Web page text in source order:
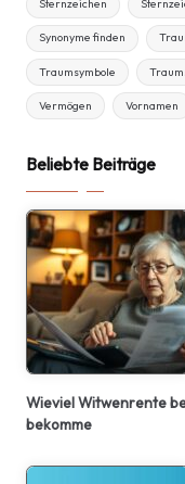
Sternzeichen
Synonyme finden
Traumsymbole
Vermögen Vornamen
Beliebte Beiträge
Wieviel Witwenrente
bekomme